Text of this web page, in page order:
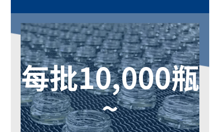
每批10,000瓶
~